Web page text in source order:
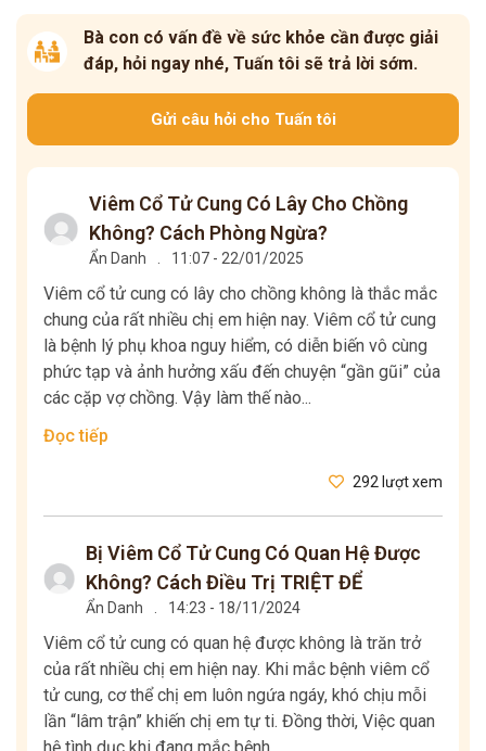
Bà con có vấn đề về sức khỏe cần được giải
đáp, hỏi ngay nhé, Tuấn tôi sẽ trả lời sớm.
Gửi câu hỏi cho Tuấn tôi
Viêm Cổ Tử Cung Có Lây Cho Chồng
Không? Cách Phòng Ngừa?
Ẩn Danh . 11:07 - 22/01/2025
Viêm cổ tử cung có lây cho chồng không là thắc mắc
chung của rất nhiều chị em hiện nay. Viêm cổ tử cung
là bệnh lý phụ khoa nguy hiểm, có diễn biến vô cùng
phức tạp và ảnh hưởng xấu đến chuyện “gần gũi” của
các cặp vợ chồng. Vậy làm thế nào...
Đọc tiếp
292 lượt xem
Bị Viêm Cổ Tử Cung Có Quan Hệ Được
Không? Cách Điều Trị TRIỆT ĐỂ
Ẩn Danh . 14:23 - 18/11/2024
Viêm cổ tử cung có quan hệ được không là trăn trở
của rất nhiều chị em hiện nay. Khi mắc bệnh viêm cổ
tử cung, cơ thể chị em luôn ngứa ngáy, khó chịu mỗi
lần “lâm trận” khiến chị em tự ti. Đồng thời, Việc quan